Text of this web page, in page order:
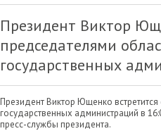
Президент Виктор
председателями
государственных
Президент Виктор Ющенко
государственных администраций в
пресс-службы президента.